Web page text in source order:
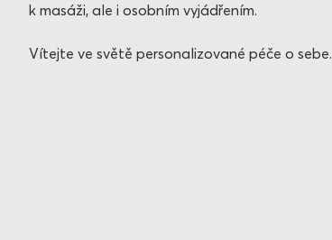
k masáži, ale i osobním vyjádřením.
Vítejte ve světě personalizované péče o sebe.